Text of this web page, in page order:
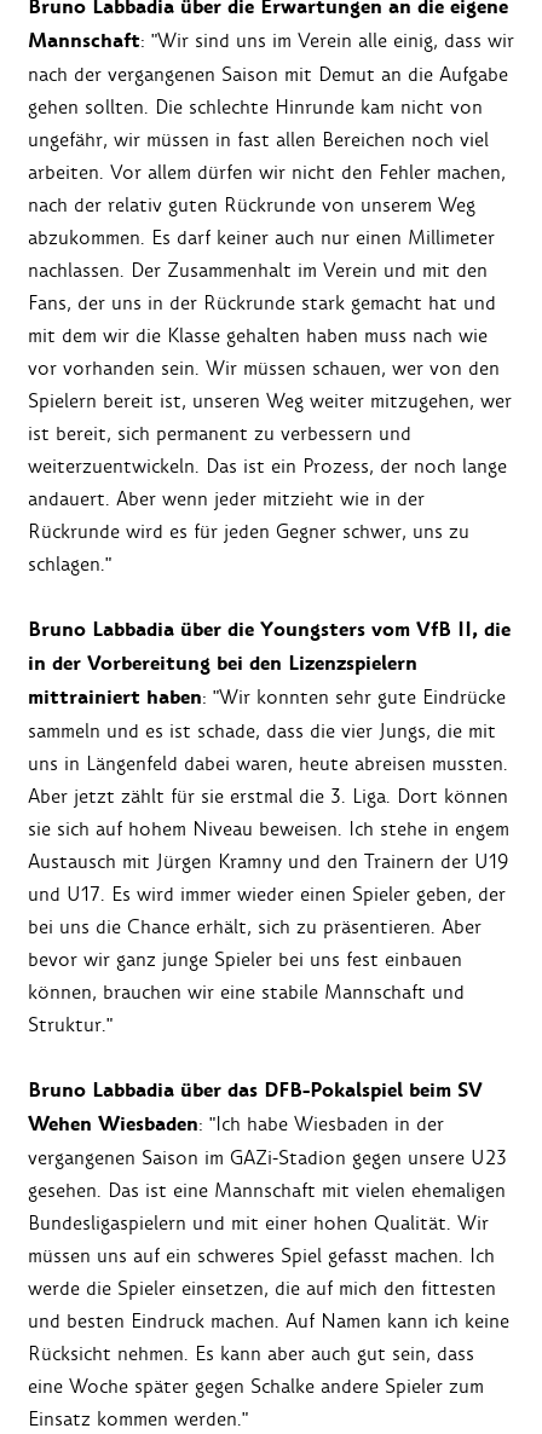
Bruno Labbadia über die Erwartungen an die eigene
Mannschaft: "Wir sind uns im Verein alle einig, dass wir
nach der vergangenen Saison mit Demut an die Aufgabe
gehen sollten. Die schlechte Hinrunde kam nicht von
ungefähr, wir müssen in fast allen Bereichen noch viel
arbeiten. Vor allem dürfen wir nicht den Fehler machen,
nach der relativ guten Rückrunde von unserem Weg
abzukommen. Es darf keiner auch nur einen Millimeter
nachlassen. Der Zusammenhalt im Verein und mit den
Fans, der uns in der Rückrunde stark gemacht hat und
mit dem wir die Klasse gehalten haben muss nach wie
vor vorhanden sein. Wir müssen schauen, wer von den
Spielern bereit ist, unseren Weg weiter mitzugehen, wer
ist bereit, sich permanent zu verbessern und
weiterzuentwickeln. Das ist ein Prozess, der noch lange
andauert. Aber wenn jeder mitzieht wie in der
Rückrunde wird es für jeden Gegner schwer, uns zu
schlagen."
Bruno Labbadia über die Youngsters vom VfB II, die
in der Vorbereitung bei den Lizenzspielern
mittrainiert haben: "Wir konnten sehr gute Eindrücke
sammeln und es ist schade, dass die vier Jungs, die mit
uns in Längenfeld dabei waren, heute abreisen mussten.
Aber jetzt zählt für sie erstmal die 3. Liga. Dort können
sie sich auf hohem Niveau beweisen. Ich stehe in engem
Austausch mit Jürgen Kramny und den Trainern der U19
und U17. Es wird immer wieder einen Spieler geben, der
bei uns die Chance erhält, sich zu präsentieren. Aber
bevor wir ganz junge Spieler bei uns fest einbauen
können, brauchen wir eine stabile Mannschaft und
Struktur."
Bruno Labbadia über das DFB-Pokalspiel beim SV
Wehen Wiesbaden: "Ich habe Wiesbaden in der
vergangenen Saison im GAZi-Stadion gegen unsere U23
gesehen. Das ist eine Mannschaft mit vielen ehemaligen
Bundesligaspielern und mit einer hohen Qualität. Wir
müssen uns auf ein schweres Spiel gefasst machen. Ich
werde die Spieler einsetzen, die auf mich den fittesten
und besten Eindruck machen. Auf Namen kann ich keine
Rücksicht nehmen. Es kann aber auch gut sein, dass
eine Woche später gegen Schalke andere Spieler zum
Einsatz kommen werden."